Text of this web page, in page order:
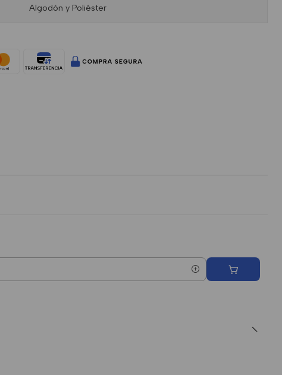
Algodón y Poliéster